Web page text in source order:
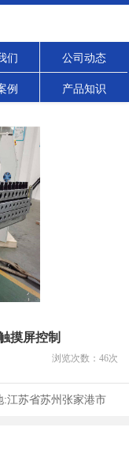
们 公司动态
例 产品知识
摸屏控制
浏览次数： 46次
:江苏省苏州张家港市